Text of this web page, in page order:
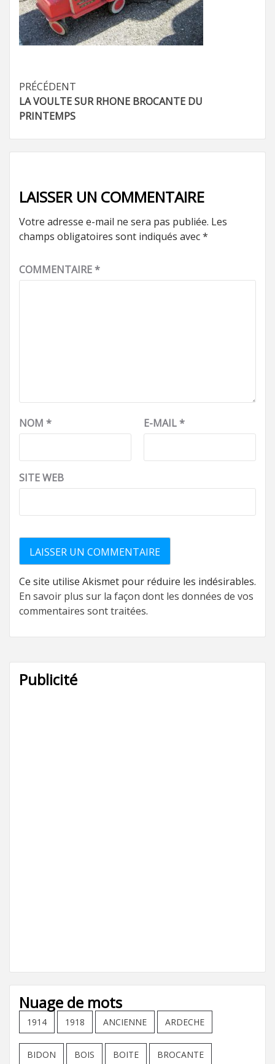
Navigation
d’article
PRÉCÉDENT
LA VOULTE SUR RHONE BROCANTE DU
PRINTEMPS
LAISSER UN COMMENTAIRE
Votre adresse e-mail ne sera pas publiée. Les
champs obligatoires sont indiqués avec*
COMMENTAIRE*
NOM * E-MAIL*
SITE WEB
Ce site utilise Akismet pour réduire les indésirables.
En savoir plus sur la façon dont les données de vos
commentaires sont traitées.
Publicité
Nuage de mots
1914 1918 ANCIENNE ARDECHE
BIDON BOIS BOITE BROCANTE